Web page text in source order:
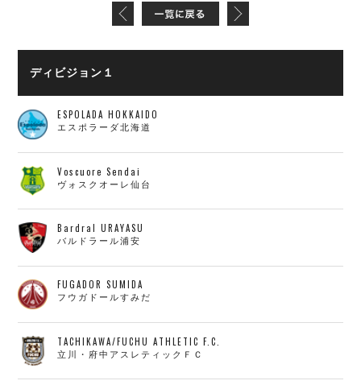
ディビジョン１
ESPOLADA HOKKAIDO
エスポラーダ北海道
Voscuore Sendai
ヴォスクオーレ仙台
Bardral URAYASU
バルドラール浦安
FUGADOR SUMIDA
フウガドールすみだ
TACHIKAWA/FUCHU ATHLETIC F.C.
立川・府中アスレティックＦＣ